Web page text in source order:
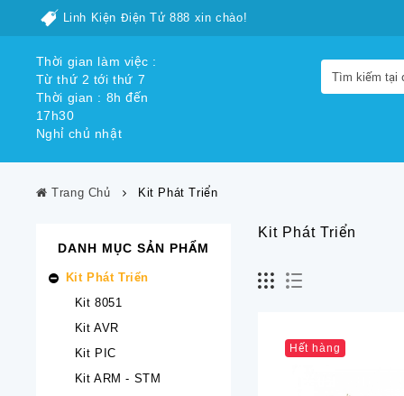
Linh Kiện Điện Tử 888 xin chào!
Thời gian làm việc :
Từ thứ 2 tới thứ 7
Thời gian : 8h đến
17h30
Nghỉ chủ nhật
Trang Chủ Kit Phát Triển
DANH MỤC SẢN PHẨM
Kit Phát Triển
Kit 8051
Kit AVR
Kit PIC
Kit ARM - STM
Kit Phát Triển
Hết hàng